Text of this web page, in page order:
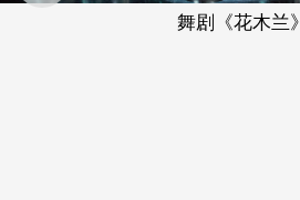
舞剧《花木兰》